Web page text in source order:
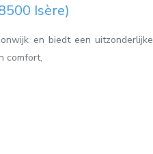
Isère)
en biedt een uitzonderlijke
comfort,